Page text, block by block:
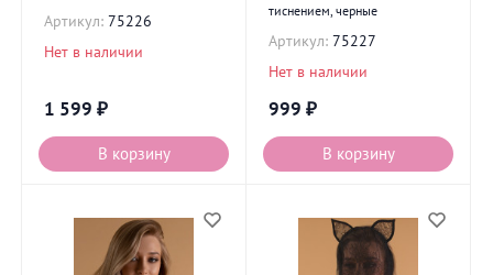
Артикул: 75226
Нет в наличии
1 599 ₽
В корзину
тиснением, черные
Артикул: 75227
Нет в наличии
999 ₽
В корзину